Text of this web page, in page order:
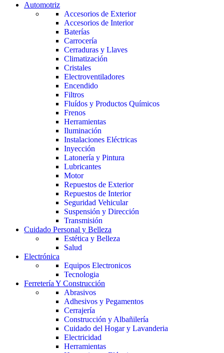
Automotriz
Accesorios de Exterior
Accesorios de Interior
Baterías
Carrocería
Cerraduras y Llaves
Climatización
Cristales
Electroventiladores
Encendido
Filtros
Fluídos y Productos Químicos
Frenos
Herramientas
Iluminación
Instalaciones Eléctricas
Inyección
Latonería y Pintura
Lubricantes
Motor
Repuestos de Exterior
Repuestos de Interior
Seguridad Vehicular
Suspensión y Dirección
Transmisión
Cuidado Personal y Belleza
Estética y Belleza
Salud
Electrónica
Equipos Electronicos
Tecnologia
Ferretería Y Construcción
Abrasivos
Adhesivos y Pegamentos
Cerrajería
Construcción y Albañilería
Cuidado del Hogar y Lavanderia
Electricidad
Herramientas